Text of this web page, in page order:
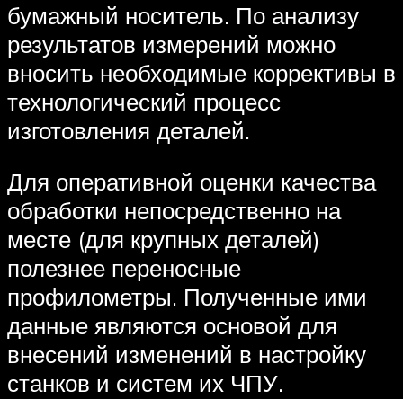
бумажный носитель. По анализу
результатов измерений можно
вносить необходимые коррективы в
технологический процесс
изготовления деталей.
Для оперативной оценки качества
обработки непосредственно на
месте (для крупных деталей)
полезнее переносные
профилометры. Полученные ими
данные являются основой для
внесений изменений в настройку
станков и систем их ЧПУ.